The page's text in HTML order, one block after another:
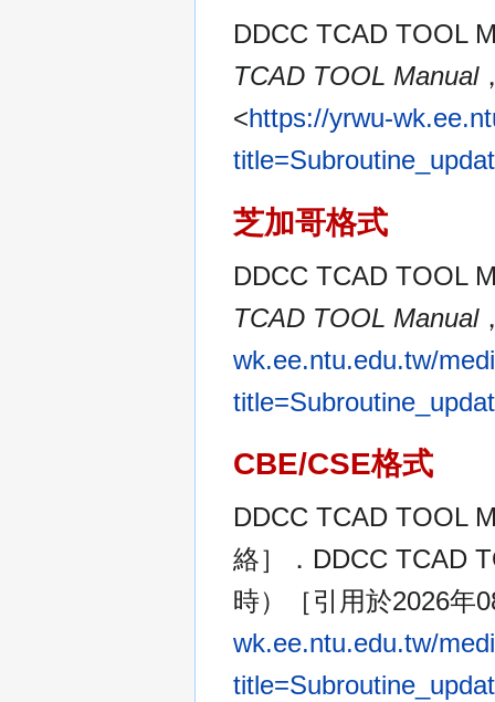
DDCC TCAD TOOL
TCAD TOOL Manual
<https://yrwu-
芝加哥格式
DDCC TCAD TOOL
TCAD TOOL Manual
wk.ee.ntu.edu.tw/
CBE/CSE格式
DDCC TCAD TOOL
絡］．DDCC TCAD
時）［引用於2026年
wk.ee.ntu.edu.tw/